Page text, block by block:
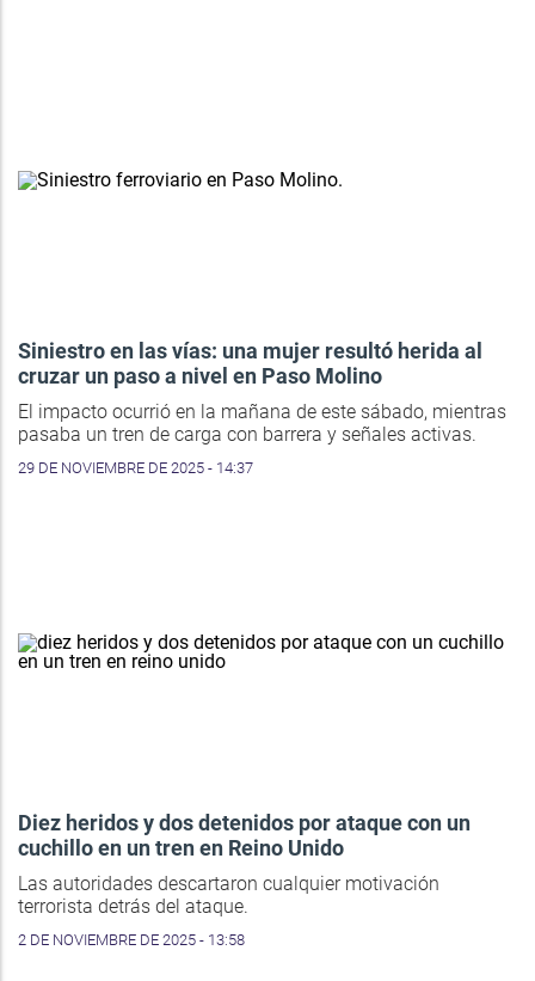
Siniestro en las vías: una mujer resultó herida al
cruzar un paso a nivel en Paso Molino
El impacto ocurrió en la mañana de este sábado, mientras
pasaba un tren de carga con barrera y señales activas.
29 DE NOVIEMBRE DE 2025 - 14:37
Diez heridos y dos detenidos por ataque con un
cuchillo en un tren en Reino Unido
Las autoridades descartaron cualquier motivación
terrorista detrás del ataque.
2 DE NOVIEMBRE DE 2025 - 13:58